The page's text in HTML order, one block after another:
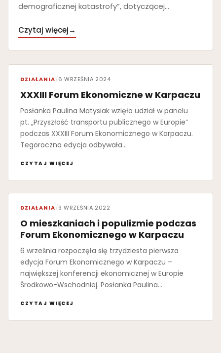
demograficznej katastrofy”, dotyczącej…
Czytaj więcej→
DZIAŁANIA/6 WRZEŚNIA 2024
XXXIII Forum Ekonomiczne w Karpaczu
Posłanka Paulina Matysiak wzięła udział w panelu
pt. „Przyszłość transportu publicznego w Europie”
podczas XXXIII Forum Ekonomicznego w Karpaczu.
Tegoroczna edycja odbywała…
CZYTAJ WIĘCEJ
DZIAŁANIA/9 WRZEŚNIA 2022
O mieszkaniach i populizmie podczas
Forum Ekonomicznego w Karpaczu
6 września rozpoczęła się trzydziesta pierwsza
edycja Forum Ekonomicznego w Karpaczu –
największej konferencji ekonomicznej w Europie
Środkowo-Wschodniej. Posłanka Paulina…
CZYTAJ WIĘCEJ